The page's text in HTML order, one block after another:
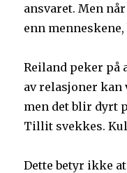
ansvaret. Men
enn
Reiland peker på
av relasjoner
men det blir dyrt
Tillit svekkes.
Dette betyr ikke